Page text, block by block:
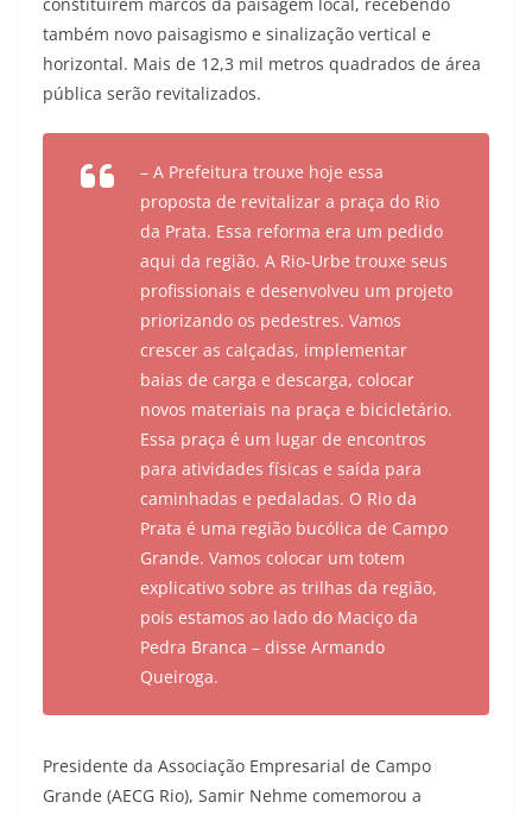
também novo paisagismo e sinalização vertical e
horizontal. Mais de 12,3 mil metros quadrados de área
pública serão revitalizados.
– A Prefeitura trouxe hoje essa
proposta de revitalizar a praça do Rio
da Prata. Essa reforma era um pedido
aqui da região. A Rio-Urbe trouxe seus
profissionais e desenvolveu um projeto
priorizando os pedestres. Vamos
crescer as calçadas, implementar
baias de carga e descarga, colocar
novos materiais na praça e bicicletário.
Essa praça é um lugar de encontros
para atividades físicas e saída para
caminhadas e pedaladas. O Rio da
Prata é uma região bucólica de Campo
Grande. Vamos colocar um totem
explicativo sobre as trilhas da região,
pois estamos ao lado do Maciço da
Pedra Branca – disse Armando
Queiroga.
Presidente da Associação Empresarial de Campo
Grande (AECG Rio), Samir Nehme comemorou a